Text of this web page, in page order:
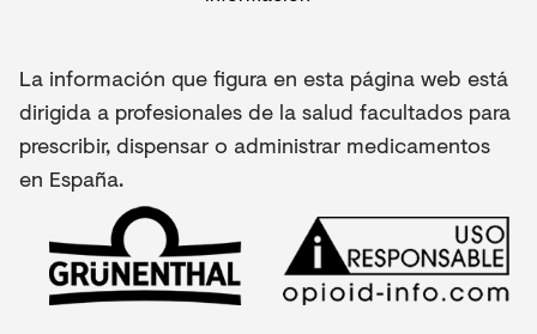
La información que figura en esta página web está
dirigida a profesionales de la salud facultados para
prescribir, dispensar o administrar medicamentos
en España.